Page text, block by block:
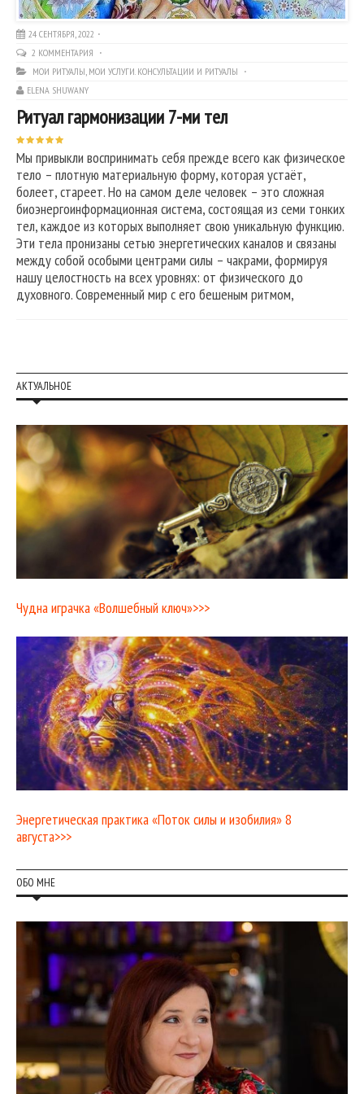
24 СЕНТЯБРЯ, 2022
2 КОММЕНТАРИЯ
МОИ РИТУАЛЫ, МОИ УСЛУГИ. КОНСУЛЬТАЦИИ И РИТУАЛЫ
ELENA SHUWANY
Ритуал гармонизации 7-ми тел
Мы привыкли воспринимать себя прежде всего как физическое
тело – плотную материальную форму, которая устаёт,
болеет, стареет. Но на самом деле человек – это сложная
биоэнергоинформационная система, состоящая из семи тонких
тел, каждое из которых выполняет свою уникальную функцию.
Эти тела пронизаны сетью энергетических каналов и связаны
между собой особыми центрами силы – чакрами, формируя
нашу целостность на всех уровнях: от физического до
духовного. Современный мир с его бешеным ритмом,
АКТУАЛЬНОЕ
Чудна играчка «Волшебный ключ»>>>
Энергетическая практика «Поток силы и изобилия» 8
августа>>>
ОБО МНЕ